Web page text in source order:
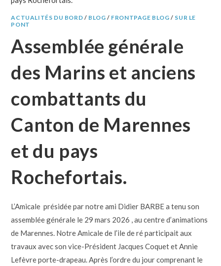
ACTUALITÉS DU BORD / BLOG / FRONTPAGE BLOG / SUR LE
PONT
Assemblée générale
des Marins et anciens
combattants du
Canton de Marennes
et du pays
Rochefortais.
L’Amicale présidée par notre ami Didier BARBE a tenu son
assemblée générale le 29 mars 2026 , au centre d’animations
de Marennes. Notre Amicale de l’ile de ré participait aux
travaux avec son vice-Président Jacques Coquet et Annie
Lefèvre porte-drapeau. Après l’ordre du jour comprenant le